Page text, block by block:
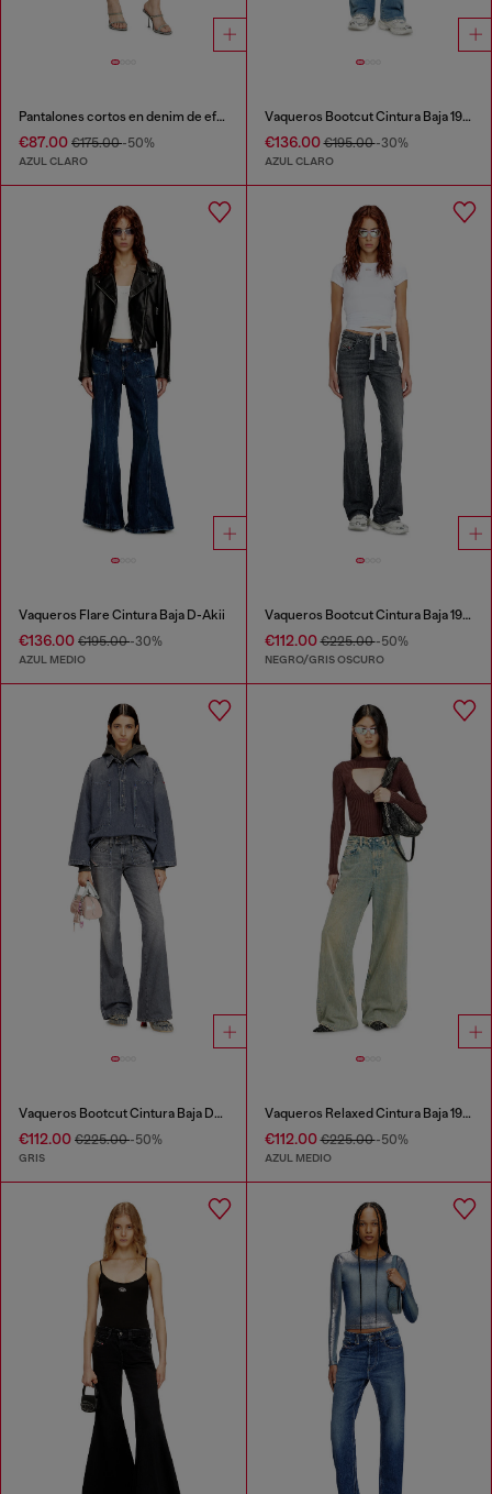
Pantalones cortos en denim de efecto desgastado
€87.00 €175.00-50%
AZUL CLARO
Vaqueros Bootcut Cintura Baja 1969 D-Ebbey
€136.00€195.00-30%
AZUL CLARO
Vaqueros Flare Cintura Baja D-Akii
€136.00 €195.00-30%
AZUL MEDIO
Vaqueros Bootcut Cintura Baja 1969 D-Ebbey
€112.00€225.00-50%
NEGRO/GRIS OSCURO
Vaqueros Bootcut Cintura Baja D-Hush
€112.00 €225.00-50%
GRIS
Vaqueros Relaxed Cintura Baja 1996 D-Sire
€112.00€225.00-50%
AZUL MEDIO